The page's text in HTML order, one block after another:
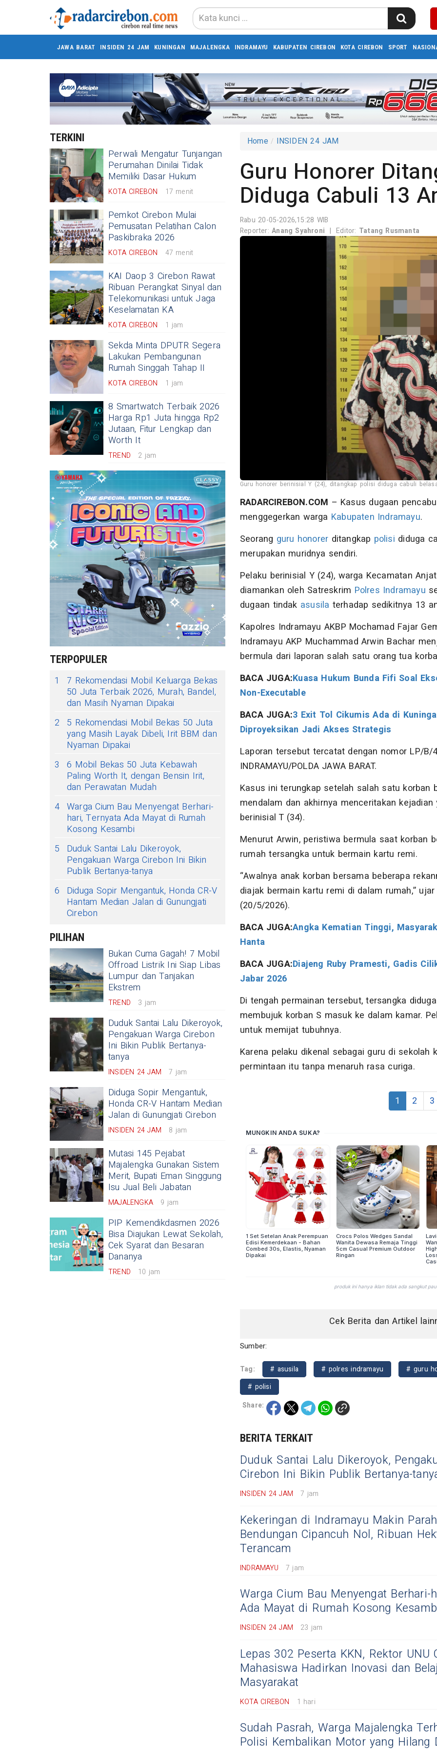
JAWA BARAT INSIDEN 24 JAM KUNINGAN MAJALENGKA INDRAMAYU KABUPATEN CIREBON KOTA CIREBON SPORT
TERKINI
Perwali Mengatur Tunjangan
Perumahan Dinilai Tidak
Memiliki Dasar Hukum
KOTA CIREBON 17 menit
Pemkot Cirebon Mulai
Pemusatan Pelatihan Calon
Paskibraka 2026
KOTA CIREBON 47 menit
KAI Daop 3 Cirebon Rawat
Ribuan Perangkat Sinyal dan
Telekomunikasi untuk Jaga
Keselamatan KA
KOTA CIREBON 1 jam
Sekda Minta DPUTR Segera
Lakukan Pembangunan
Rumah Singgah Tahap II
KOTA CIREBON 1 jam
8 Smartwatch Terbaik 2026
Harga Rp1 Juta hingga Rp2
Jutaan, Fitur Lengkap dan
Worth It
TREND 2 jam
TERPOPULER
1
7 Rekomendasi Mobil Keluarga Bekas
50 Juta Terbaik 2026, Murah, Bandel,
dan Masih Nyaman Dipakai
2
5 Rekomendasi Mobil Bekas 50 Juta
yang Masih Layak Dibeli, Irit BBM dan
Nyaman Dipakai
3
6 Mobil Bekas 50 Juta Kebawah
Paling Worth It, dengan Bensin Irit,
dan Perawatan Mudah
4 Warga Cium Bau Menyengat Berhari-
hari, Ternyata Ada Mayat di Rumah
Kosong Kesambi
5
Duduk Santai Lalu Dikeroyok,
Pengakuan Warga Cirebon Ini Bikin
Publik Bertanya-tanya
6
Diduga Sopir Mengantuk, Honda CR-V
Hantam Median Jalan di Gunungjati
Cirebon
PILIHAN
Bukan Cuma Gagah! 7 Mobil
Offroad Listrik Ini Siap Libas
Lumpur dan Tanjakan
Ekstrem
TREND 3 jam
Duduk Santai Lalu Dikeroyok,
Pengakuan Warga Cirebon
Ini Bikin Publik Bertanya-
tanya
INSIDEN 24 JAM 7 jam
Diduga Sopir Mengantuk,
Honda CR-V Hantam Median
Jalan di Gunungjati Cirebon
INSIDEN 24 JAM 8 jam
Mutasi 145 Pejabat
Majalengka Gunakan Sistem
Merit, Bupati Eman Singgung
Isu Jual Beli Jabatan
MAJALENGKA 9 jam
PIP Kemendikdasmen 2026
Bisa Diajukan Lewat Sekolah,
Cek Syarat dan Besaran
Dananya
TREND 10 jam
Home INSIDEN 24 JAM
Guru Honorer
Diduga Cabuli 13
Rabu 20-05-2026,15:28 WIB
Reporter:Anang Syahroni | Editor: Tatang Rusmanta
Guru honorer berinisial Y (24), ditangkap polisi diduga cabuli
RADARCIREBON.COM – Kasus dugaan
menggegerkan warga Kabupaten Indramayu.
Seorang guru honorer ditangkap polisi diduga
merupakan muridnya sendiri.
Pelaku berinisial Y (24), warga Kecamatan
diamankan oleh Satreskrim Polres Indramayu
dugaan tindak asusila terhadap sedikitnya 13
Kapolres Indramayu AKBP Mochamad Fajar
Indramayu AKP Muchammad Arwin Bachar
bermula dari laporan salah satu orang tua
BACA JUGA:Kuasa Hukum Bunda Fifi Soal
Non-Executable
BACA JUGA:3 Exit Tol Cikumis Ada di
Diproyeksikan Jadi Akses Strategis
Laporan tersebut tercatat dengan nomor LP/B/
INDRAMAYU/POLDA JAWA BARAT.
Kasus ini terungkap setelah salah satu korban
mendalam dan akhirnya menceritakan
berinisial T (34).
Menurut Arwin, peristiwa bermula saat korban
rumah tersangka untuk bermain kartu remi.
“Awalnya anak korban bersama beberapa
diajak bermain kartu remi di dalam rumah,”
(20/5/2026).
BACA JUGA:Angka Kematian Tinggi,
Hanta
BACA JUGA:Diajeng Ruby Pramesti, Gadis
Jabar 2026
Di tengah permainan tersebut, tersangka
membujuk korban S masuk ke dalam kamar.
untuk memijat tubuhnya.
Karena pelaku dikenal sebagai guru di sekolah
permintaan itu tanpa menaruh rasa curiga.
1 2 3
Cek Berita dan Artikel
Sumber:
Tag: # asusila # polres indramayu
# guru
# polisi
Share:
BERITA TERKAIT
Duduk Santai Lalu Dikeroyok,
Cirebon Ini Bikin Publik Bertanya-
INSIDEN 24 JAM 7 jam
Kekeringan di Indramayu Makin
Bendungan Cipancuh Nol, Ribuan
Terancam
INDRAMAYU 7 jam
Warga Cium Bau Menyengat Berhari-
Ada Mayat di Rumah Kosong
INSIDEN 24 JAM 23 jam
Lepas 302 Peserta KKN, Rektor UNU
Mahasiswa Hadirkan Inovasi dan
Masyarakat
KOTA CIREBON 1 hari
Sudah Pasrah, Warga Majalengka
Polisi Kembalikan Motor yang Hilang